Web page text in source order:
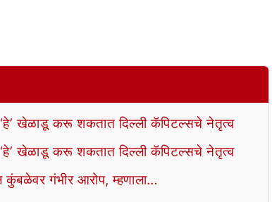
खेळाडू करू शकतात दिल्ली कॅपिटल्सचे नेतृत्व
खेळाडू करू शकतात दिल्ली कॅपिटल्सचे नेतृत्व
गंभीर आरोप, म्हणाला…